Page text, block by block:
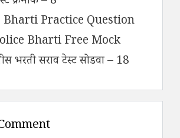
Bharti Practice Question
Bharti Free Mock
भरती सराव टेस्ट सोडवा – 18